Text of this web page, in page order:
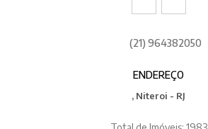
(21) 964382050
ENDEREÇO
, Niteroi - RJ